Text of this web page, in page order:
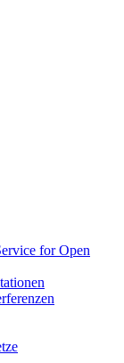
for Open